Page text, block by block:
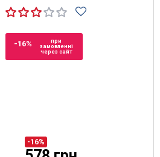
-16%
при
замовленні
через сайт
-16%